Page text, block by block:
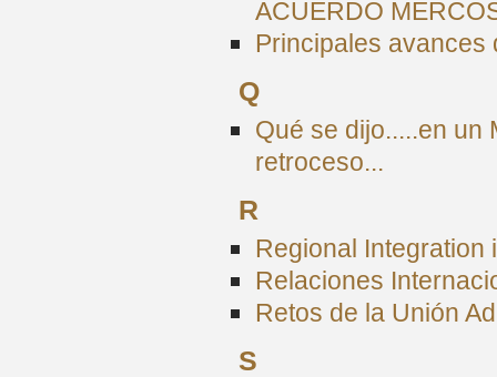
ACUERDO
Principales avances
Q
Qué se dijo.....en un
retroceso...
R
Regional Integration
Relaciones
Retos de la Unión
S